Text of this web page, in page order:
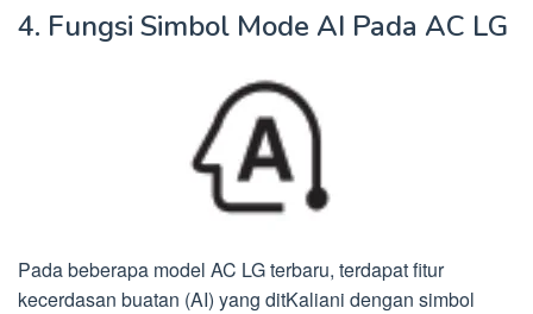
4. Fungsi Simbol Mode AI Pada AC LG
Pada beberapa model AC LG terbaru, terdapat fitur
kecerdasan buatan (AI) yang ditKaliani dengan simbol